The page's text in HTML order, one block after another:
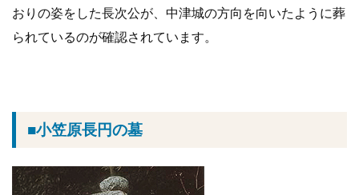
おりの姿をした長次公が、中津城の方向を向いたように葬
られているのが確認されています。
■小笠原長円の墓